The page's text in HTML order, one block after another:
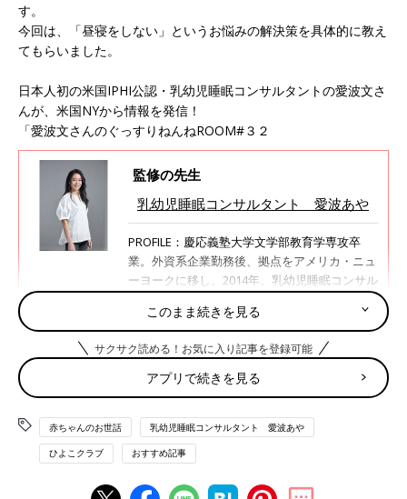
す。
今回は、「昼寝をしない」というお悩みの解決策を具体的に教え
てもらいました。
日本人初の米国IPHI公認・乳幼児睡眠コンサルタントの愛波文さ
んが、米国NYから情報を発信！
「愛波文さんのぐっすりねんねROOM#３２
監修の先生
乳幼児睡眠コンサルタント 愛波あや
PROFILE：慶応義塾大学文学部教育学専攻卒
業。外資系企業勤務後、拠点をアメリカ・ニュ
ーヨークに移し、2014年、乳幼児睡眠コンサル
タントとして日本人初の国際認定資格を取得。
その後10年以上に渡る経験のもと、独自の愛波
メソッドを創始。科学的根拠に基づいた睡眠改
善法を提唱し、子どもの睡眠に関する悩みを解
決するために、オンラインや講演活動を通じて
累計約10万人に寝かしつけメソッドを伝授。お
います。 二児の母。著書に『ママと赤ちゃんの
ぐっすり本』（講談社）、『マンガで読む ぐっ
がある。現在『忙しくても能力がどんどん引き
このまま続きを見る
サクサク読める！お気に入り記事を登録可能
アプリで続きを見る
赤ちゃんのお世話 乳幼児睡眠コンサルタント 愛波あや
ひよこクラブ おすすめ記事